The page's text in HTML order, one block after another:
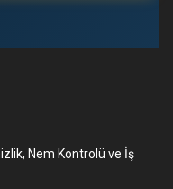
Nem Kontrolü ve İş